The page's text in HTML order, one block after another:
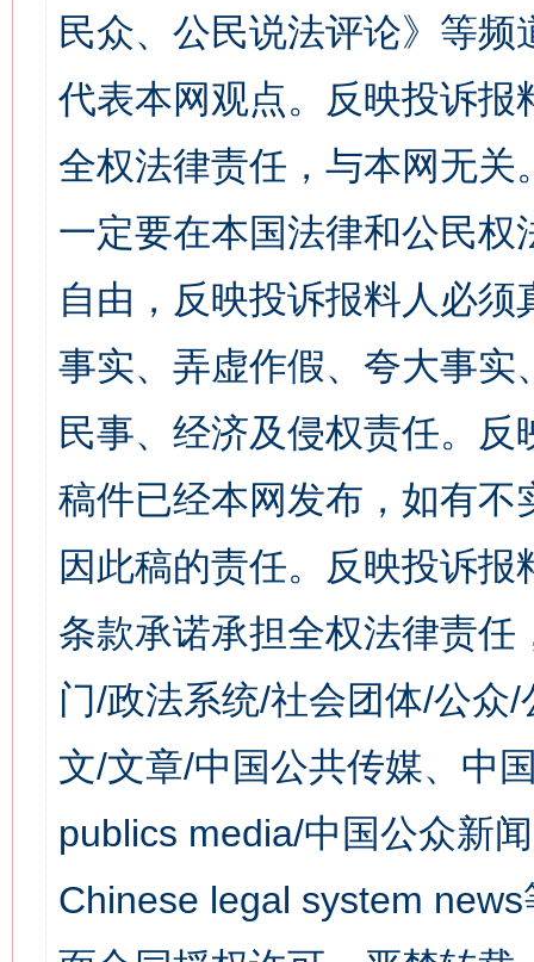
民众、公民说法评论》等
代表本网观点。反映投诉
全权法律责任，与本网无
一定要在本国法律和公民
自由，反映投诉报料人必
事实、弄虚作假、夸大事
民事、经济及侵权责任。
稿件已经本网发布，如有
因此稿的责任。反映投诉
条款承诺承担全权法律责
门/政法系统/社会团体/公众
文/文章/中国公共传媒、中
publics media/中国公众新
Chinese legal system